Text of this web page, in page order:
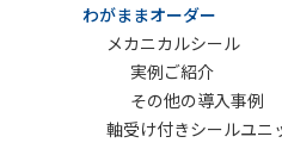
わがままオーダー
メカニカルシール
実例ご紹介
その他の導入事例
軸受け付きシールユニ